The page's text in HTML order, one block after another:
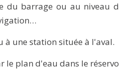
du barrage ou au
à une station située à l'aval.
le plan d'eau dans le